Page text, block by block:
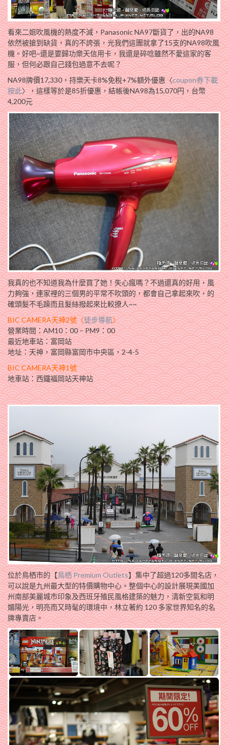
看來二姐吹風機的熱度不減，Panasonic NA97斷貨了，出的NA98
依然被搶到缺貨，真的不誇張，光我們這團就拿了15支的NA98吹風
機。好吧~還是要歸功樂天信用卡，我還是碎唸雖然不愛這家的客
服，但何必跟自己錢包過意不去呢？
NA98牌價17,330，持樂天卡8%免稅+7%額外優惠〈coupon券下載
按此〉，這樣等於是85折優惠，結帳後NA98為15,070円，台幣
4,200元
我真的也不知道我為什麼買了她！失心瘋嗎？不過還真的好用，風
力夠強，連家裡的三個男的平常不吹頭的，都會自己拿起來吹，的
確頭髮不毛躁而且髮絲撥起來比較撩人~~
BIC CAMERA天神2號〈徒步導航〉
營業時間：AM10：00 – PM9：00
最近地車站：富岡站
地址：天神，富岡縣富岡市中央區，2-4-5
BIC CAMERA天神1號
地車站：西鐵福岡站天神站
位於鳥栖市的【鳥栖 Premium Outlets】集中了超過120多間名店，
可以說是九州最大型的特價購物中心。整個中心的設計展現美國加
州南部美麗城市印象及西班牙殖民風格建築的魅力，清新空氣和明
媚陽光，明亮而又時髦的環境中，林立著約 120 多家世界知名的名
牌專賣店。